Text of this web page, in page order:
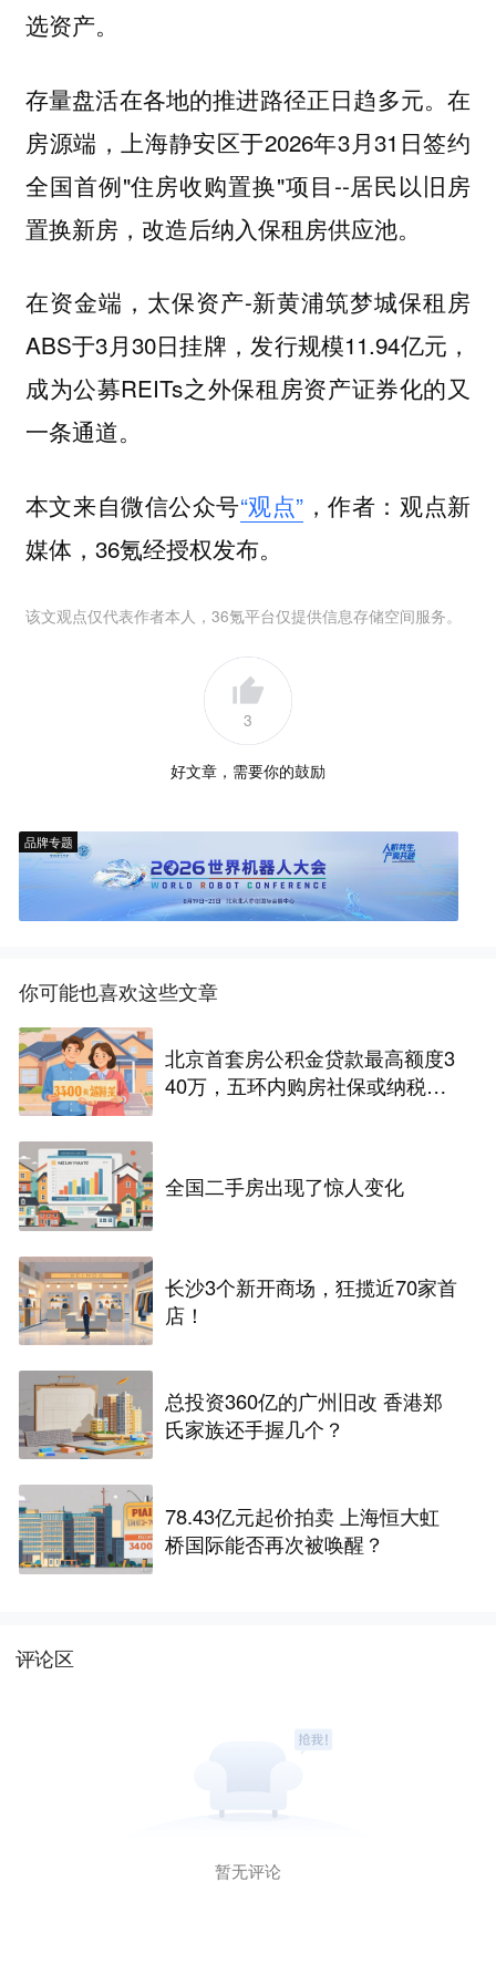
选资产。
存量盘活在各地的推进路径正日趋多元。在
房源端，上海静安区于2026年3月31日签约
全国首例"住房收购置换"项目--居民以旧房
置换新房，改造后纳入保租房供应池。
在资金端，太保资产-新黄浦筑梦城保租房
ABS于3月30日挂牌，发行规模11.94亿元，
成为公募REITs之外保租房资产证券化的又
一条通道。
本文来自微信公众号“观点” ，作者：观点新
媒体，36氪经授权发布。
该文观点仅代表作者本人，36氪平台仅提供信息存储空间服务。
3
好文章，需要你的鼓励
品牌专题
你可能也喜欢这些文章
北京首套房公积金贷款最高额度3
40万，五环内购房社保或纳税满
全国二手房出现了惊人变化
长沙3个新开商场，狂揽近70家首
店！
总投资360亿的广州旧改 香港郑
氏家族还手握几个？
78.43亿元起价拍卖 上海恒大虹
桥国际能否再次被唤醒？
评论区
暂无评论